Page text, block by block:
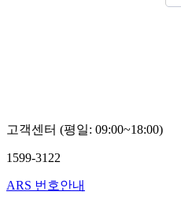
고객센터 (평일: 09:00~18:00)
1599-3122
ARS 번호안내